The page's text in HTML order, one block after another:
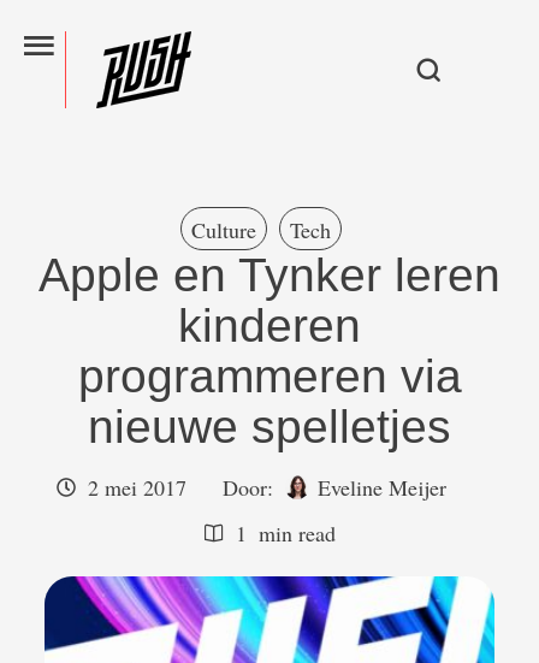
Culture Tech
Apple en Tynker leren
kinderen
programmeren via
nieuwe spelletjes
2 mei 2017 Door:
Eveline Meijer
1 min read